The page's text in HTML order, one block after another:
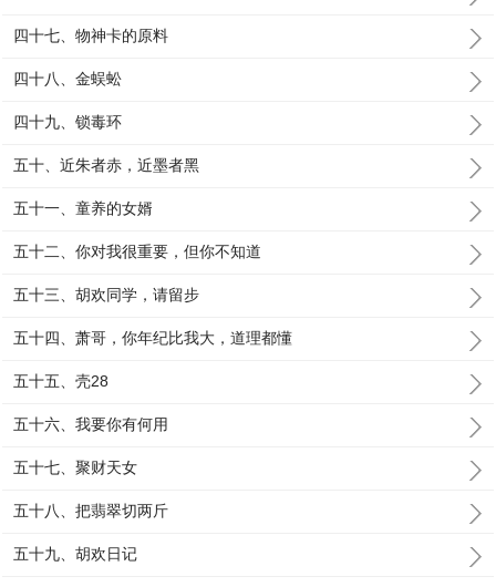
四十七、物神卡的原料
四十八、金蜈蚣
四十九、锁毒环
五十、近朱者赤，近墨者黑
五十一、童养的女婿
五十二、你对我很重要，但你不知道
五十三、胡欢同学，请留步
五十四、萧哥，你年纪比我大，道理都懂
五十五、壳28
五十六、我要你有何用
五十七、聚财天女
五十八、把翡翠切两斤
五十九、胡欢日记